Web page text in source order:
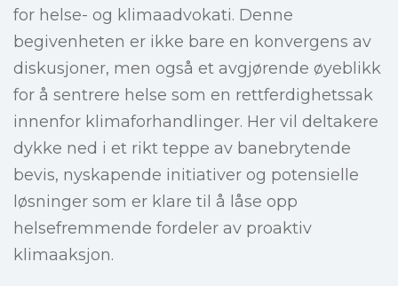
for helse- og klimaadvokati. Denne
begivenheten er ikke bare en konvergens av
diskusjoner, men også et avgjørende øyeblikk
for å sentrere helse som en rettferdighetssak
innenfor klimaforhandlinger. Her vil deltakere
dykke ned i et rikt teppe av banebrytende
bevis, nyskapende initiativer og potensielle
løsninger som er klare til å låse opp
helsefremmende fordeler av proaktiv
klimaaksjon.